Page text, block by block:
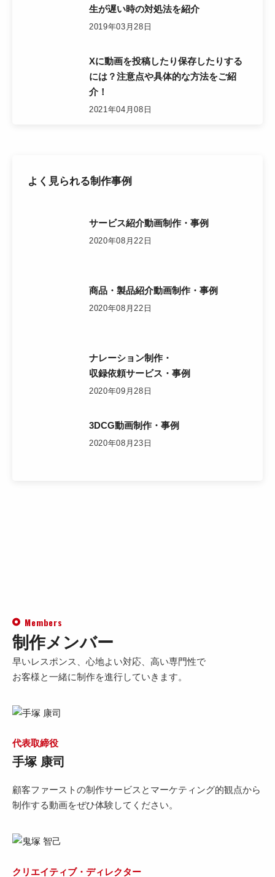
生が遅い時の対処法を紹介
2019年03月28日
Xに動画を投稿したり保存したりする
には？注意点や具体的な方法をご紹
介！
2021年04月08日
よく見られる制作事例
サービス紹介動画制作・事例
2020年08月22日
商品・製品紹介動画制作・事例
2020年08月22日
ナレーション制作・
収録依頼サービス・事例
2020年09月28日
3DCG動画制作・事例
2020年08月23日
Members
制作メンバー
早いレスポンス、心地よい対応、高い専門性で
お客様と一緒に制作を進行していきます。
代表取締役
手塚 康司
顧客ファーストの制作サービスとマーケティング的観点から
制作する動画をぜひ体験してください。
クリエイティブ・ディレクター